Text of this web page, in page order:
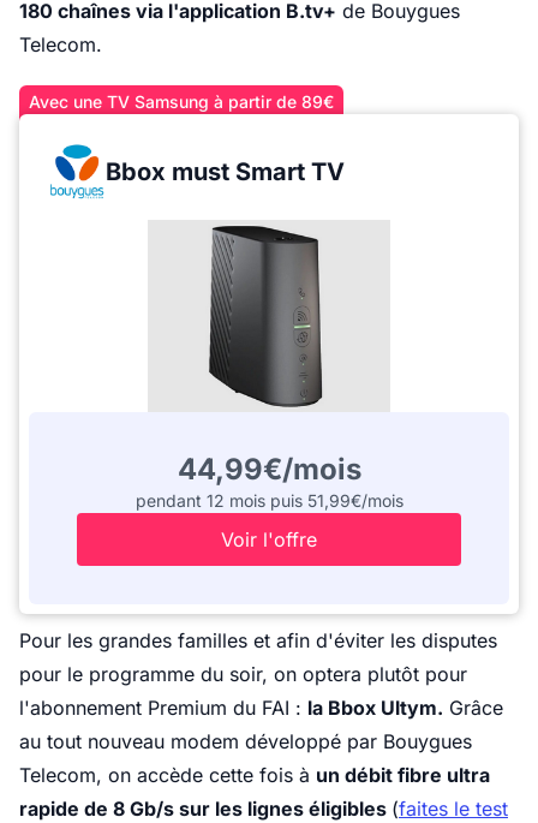
180 chaînes via l'application B.tv+ de Bouygues
Telecom.
Avec une TV Samsung à partir de 89€
Bbox must Smart TV
44,99€/mois
pendant 12 mois puis 51,99€/mois
Voir l'offre
Pour les grandes familles et afin d'éviter les disputes
pour le programme du soir, on optera plutôt pour
l'abonnement Premium du FAI : la Bbox Ultym. Grâce
au tout nouveau modem développé par Bouygues
Telecom, on accède cette fois à un débit fibre ultra
rapide de 8 Gb/s sur les lignes éligibles (faites le test